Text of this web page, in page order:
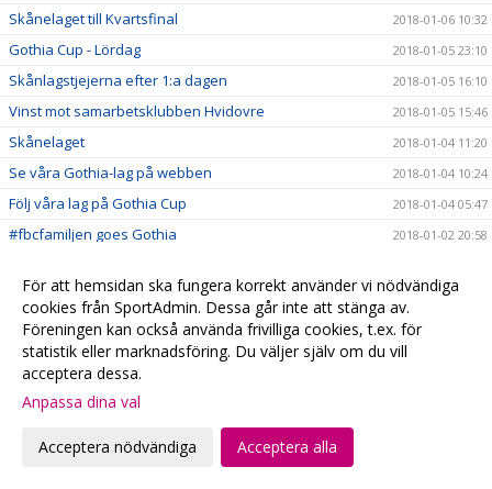
Skånelaget till Kvartsfinal 2018-01-06 10:32
Gothia Cup - Lördag 2018-01-05 23:10
Skånlagstjejerna efter 1:a dagen 2018-01-05 16:10
Vinst mot samarbetsklubben Hvidovre 2018-01-05 15:46
Skånelaget 2018-01-04 11:20
Se våra Gothia-lag på webben 2018-01-04 10:24
Följ våra lag på Gothia Cup 2018-01-04 05:47
#fbcfamiljen goes Gothia 2018-01-02 20:58
Kansliet håller stängd 2017-12-22 20:28
Hyllade VM-hjältar 2017-12-22 00:15
Julklappstips 2 - Hushållsnära tjänster till medlemspriser 2017-12-21 12:31
Damerna vidare i SkM
Julklappstips 1 – Teamson Webbutik
För att hemsidan ska fungera korrekt använder vi nödvändiga
cookies från SportAdmin. Dessa går inte att stänga av.
Föreningen kan också använda frivilliga cookies, t.ex. för
statistik eller marknadsföring. Du väljer själv om du vill
acceptera dessa.
Anpassa dina val
Acceptera nödvändiga Acceptera alla